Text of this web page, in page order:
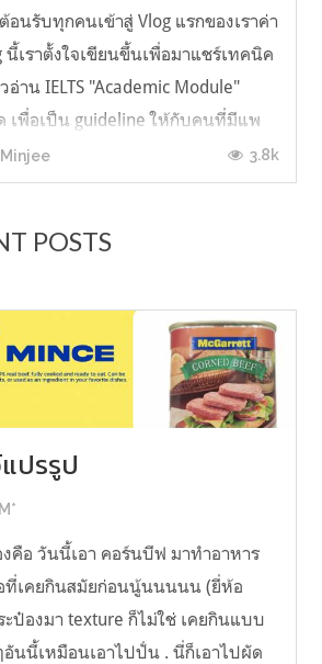
อนรับทุกคนเข้าสู่ Vlog แรกของเราค่า
นี้เราตั้งใจเขียนขึ้นเพื่อมาแชร์เทคนิค
อ่าน IELTS "Academic Module"
เพื่อเป็น guideline ให้กับคนที่มีแพ
ไม่รู้ต้องเริ่มตรงไหน หรืออยากจะได้
มาเสริมความมั่นใจจากที่ตัวเองเรียน
3.8k
POSTS
ปรรูป
งคือ วันนี้เอา คอร์นบีฟ มาทำอาหาร
ที่เคยกินสมัยก่อนนู้นนนนน (ยี่ห้อ
ะป๋องมา texture ก็ไม่ใช่ เคยกินแบบ
อันนี้เหมือนเอาไปปั่น . นี่ก็เอาไปผัด